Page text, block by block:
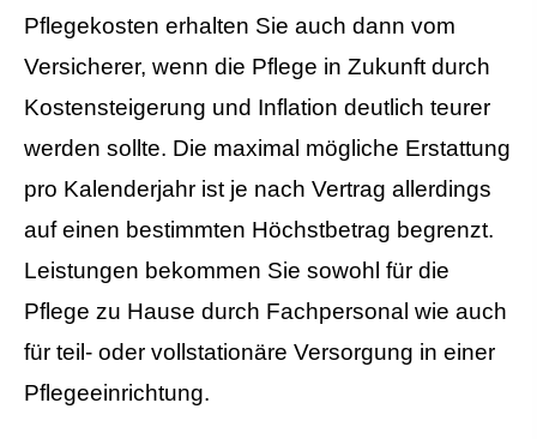
Pflegekosten erhalten Sie auch dann vom
Versicherer, wenn die Pflege in Zukunft durch
Kostensteigerung und Inflation deutlich teurer
werden sollte. Die maximal mögliche Erstattung
pro Kalenderjahr ist je nach Vertrag allerdings
auf einen bestimmten Höchstbetrag begrenzt.
Leistungen bekommen Sie sowohl für die
Pflege zu Hause durch Fachpersonal wie auch
für teil- oder vollstationäre Versorgung in einer
Pflegeeinrichtung.